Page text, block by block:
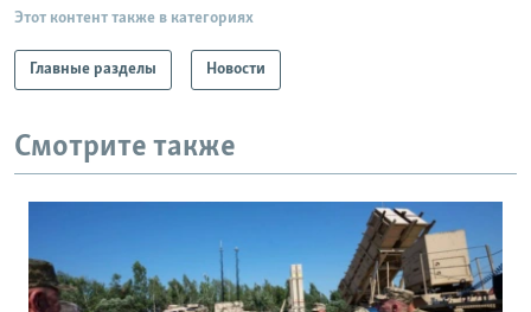
Этот контент также в категориях
Главные разделы Новости
Смотрите также